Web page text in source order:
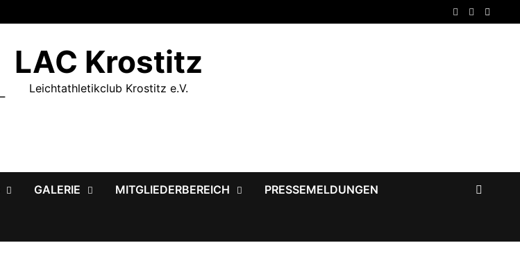
LAC Krostitz
Leichtathletikclub Krostitz e.V.
GALERIE MITGLIEDERBEREICH PRESSEMELDUNGEN